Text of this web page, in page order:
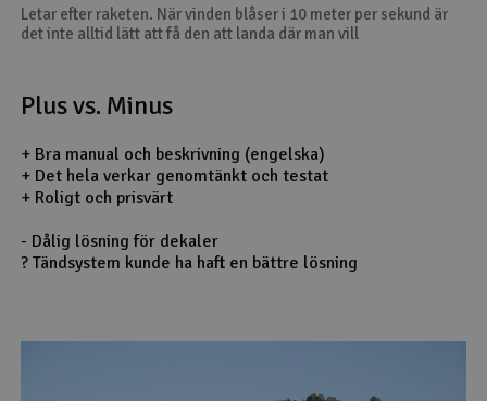
Letar efter raketen. När vinden blåser i 10 meter per sekund är
det inte alltid lätt att få den att landa där man vill
Plus vs. Minus
+ Bra manual och beskrivning (engelska)
+ Det hela verkar genomtänkt och testat
+ Roligt och prisvärt
- Dålig lösning för dekaler
? Tändsystem kunde ha haft en bättre lösning